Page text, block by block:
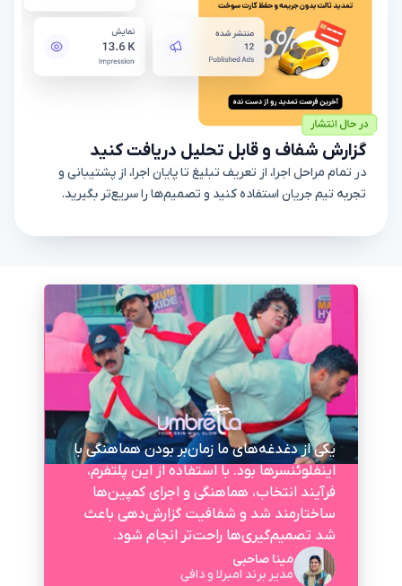
گزارش شفاف و قابل تحلیل دریافت کنید
در تمام مراحل اجرا، از تعریف تبلیغ تا پایان اجرا، از پشتیبانی و
تجربه تیم جریان استفاده کنید و تصمیم‌ها را سریع‌تر بگیرید.
یکی از دغدغه‌های ما زمان‌بر بودن هماهنگی با
اینفلوئنسرها بود. با استفاده از این پلتفرم،
فرآیند انتخاب، هماهنگی و اجرای کمپین‌ها
ساختارمند شد و شفافیت گزارش‌دهی باعث
شد تصمیم‌گیری‌ها راحت‌تر انجام شود.
مینا صاحبی
مدیر برند امبرلا و‌ دافی